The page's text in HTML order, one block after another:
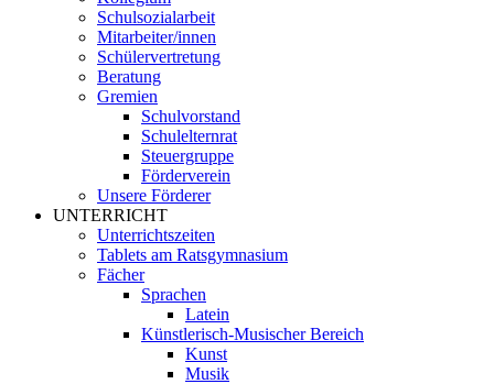
Schulsozialarbeit
Mitarbeiter/innen
Schülervertretung
Beratung
Gremien
Schulvorstand
Schulelternrat
Steuergruppe
Förderverein
Unsere Förderer
UNTERRICHT
Unterrichtszeiten
Tablets am Ratsgymnasium
Fächer
Sprachen
Latein
Künstlerisch-Musischer Bereich
Kunst
Musik